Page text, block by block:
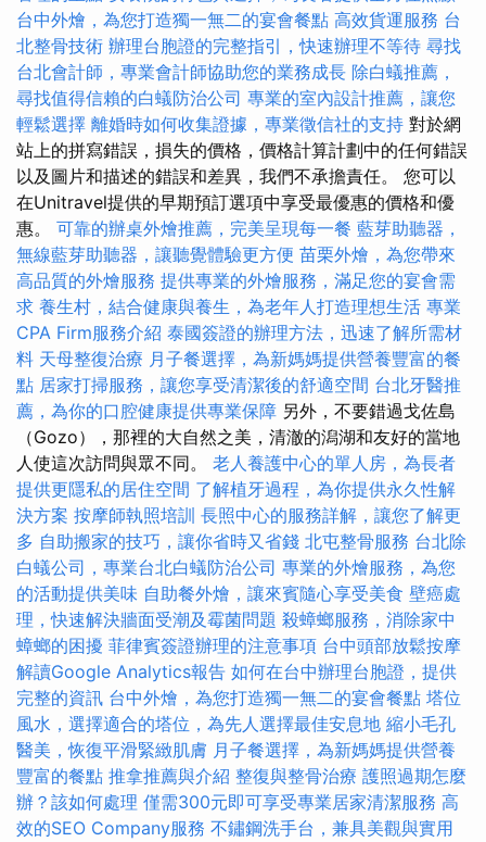
台中外燴，為您打造獨一無二的宴會餐點 高效貨運服務 台
北整骨技術 辦理台胞證的完整指引，快速辦理不等待 尋找
台北會計師，專業會計師協助您的業務成長 除白蟻推薦，
尋找值得信賴的白蟻防治公司 專業的室內設計推薦，讓您
輕鬆選擇 離婚時如何收集證據，專業徵信社的支持 對於網
站上的拼寫錯誤，損失的價格，價格計算計劃中的任何錯誤
以及圖片和描述的錯誤和差異，我們不承擔責任。 您可以
在Unitravel提供的早期預訂選項中享受最優惠的價格和優
惠。 可靠的辦桌外燴推薦，完美呈現每一餐 藍芽助聽器，
無線藍芽助聽器，讓聽覺體驗更方便 苗栗外燴，為您帶來
高品質的外燴服務 提供專業的外燴服務，滿足您的宴會需
求 養生村，結合健康與養生，為老年人打造理想生活 專業
CPA Firm服務介紹 泰國簽證的辦理方法，迅速了解所需材
料 天母整復治療 月子餐選擇，為新媽媽提供營養豐富的餐
點 居家打掃服務，讓您享受清潔後的舒適空間 台北牙醫推
薦，為你的口腔健康提供專業保障 另外，不要錯過戈佐島
（Gozo），那裡的大自然之美，清澈的潟湖和友好的當地
人使這次訪問與眾不同。 老人養護中心的單人房，為長者
提供更隱私的居住空間 了解植牙過程，為你提供永久性解
決方案 按摩師執照培訓 長照中心的服務詳解，讓您了解更
多 自助搬家的技巧，讓你省時又省錢 北屯整骨服務 台北除
白蟻公司，專業台北白蟻防治公司 專業的外燴服務，為您
的活動提供美味 自助餐外燴，讓來賓隨心享受美食 壁癌處
理，快速解決牆面受潮及霉菌問題 殺蟑螂服務，消除家中
蟑螂的困擾 菲律賓簽證辦理的注意事項 台中頭部放鬆按摩
解讀Google Analytics報告 如何在台中辦理台胞證，提供
完整的資訊 台中外燴，為您打造獨一無二的宴會餐點 塔位
風水，選擇適合的塔位，為先人選擇最佳安息地 縮小毛孔
醫美，恢復平滑緊緻肌膚 月子餐選擇，為新媽媽提供營養
豐富的餐點 推拿推薦與介紹 整復與整骨治療 護照過期怎麼
辦？該如何處理 僅需300元即可享受專業居家清潔服務 高
效的SEO Company服務 不鏽鋼洗手台，兼具美觀與實用